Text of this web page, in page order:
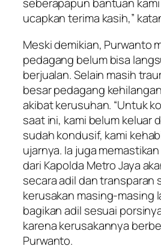
seberapapun bantuan
ucapkan terima kasih,”
Meski demikian, Purwanto
pedagang belum bisa
berjualan. Selain masih
besar pedagang
akibat kerusuhan. “Untuk
saat ini, kami belum keluar
sudah kondusif, kami
ujarnya. Ia juga
dari Kapolda Metro Jaya
secara adil dan transparan
kerusakan masing-masing
bagikan adil sesuai
karena kerusakannya
Purwanto.